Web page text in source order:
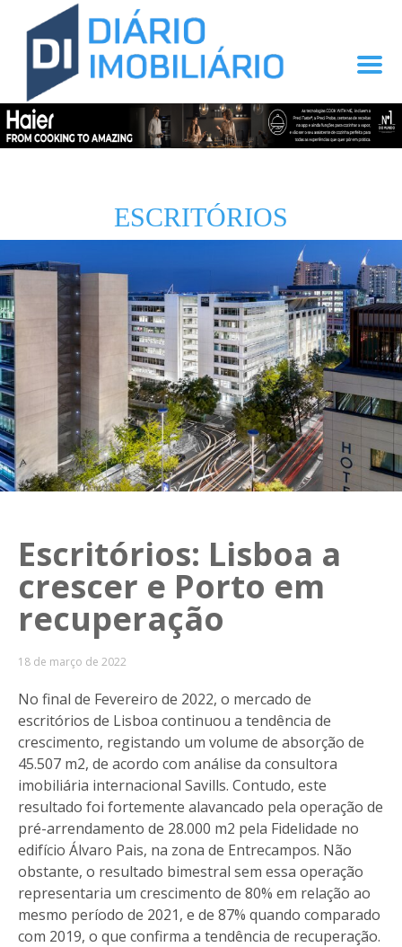
ESCRITÓRIOS
Escritórios: Lisboa a
crescer e Porto em
recuperação
18 de março de 2022
No final de Fevereiro de 2022, o mercado de
escritórios de Lisboa continuou a tendência de
crescimento, registando um volume de absorção de
45.507 m2, de acordo com análise da consultora
imobiliária internacional Savills. Contudo, este
resultado foi fortemente alavancado pela operação de
pré-arrendamento de 28.000 m2 pela Fidelidade no
edifício Álvaro Pais, na zona de Entrecampos. Não
obstante, o resultado bimestral sem essa operação
representaria um crescimento de 80% em relação ao
mesmo período de 2021, e de 87% quando comparado
com 2019, o que confirma a tendência de recuperação.